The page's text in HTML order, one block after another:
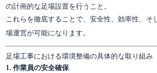
の計画的な足場設置を行うこと。
これらを徹底することで、安全性、効率性、そ
場運営が可能になります。
足場工事における環境整備の具体的な取り組み
1. 作業員の安全確保